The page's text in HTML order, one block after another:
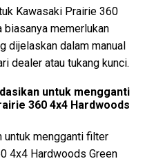
Kawasaki Prairie 360
biasanya memerlukan
dijelaskan dalam manual
dealer atau tukang kunci.
untuk mengganti
360 4x4 Hardwoods
untuk mengganti filter
4x4 Hardwoods Green